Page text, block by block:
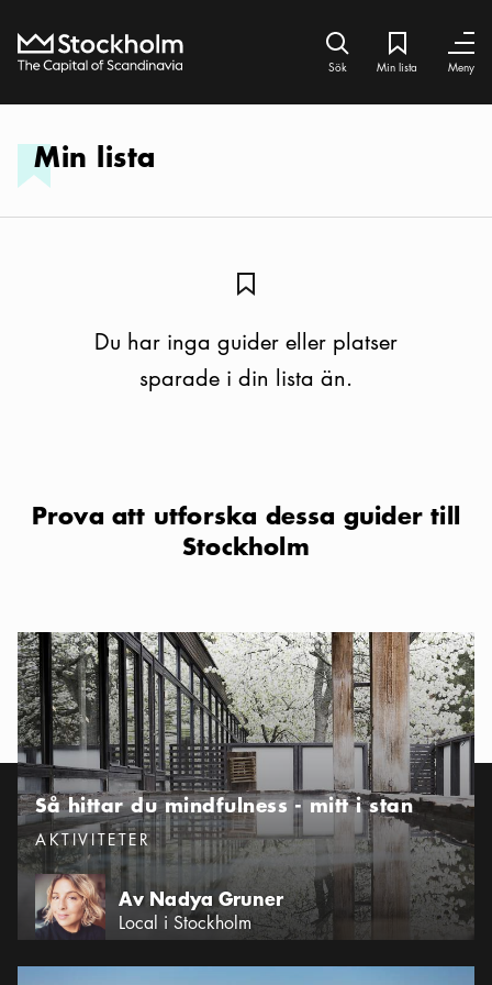
Hem
Sök ikon
Sök
Min lista
Bokmärke
Min lista Meny
Stäng
Min lista
Bokmärke ikon
Du har inga guider eller platser
sparade i din lista än.
Prova att utforska dessa guider till
Stockholm
Så hittar du mindfulness - mitt i stan
Så hittar du mindfulness - mitt i stan
Kategorier:
AKTIVITETER
Av Nadya Gruner
Local i Stockholm